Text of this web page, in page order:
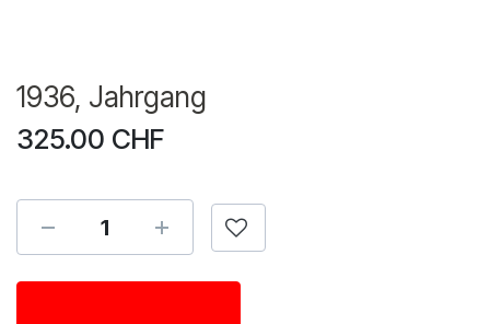
1936, Jahrgang
325.00 CHF